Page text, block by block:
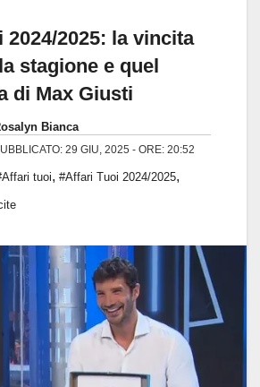
2024/2025: la vincita
stagione e quel
di Max Giusti
Bianca
29 GIU, 2025 - ORE: 20:52
tuoi, #Affari Tuoi 2024/2025,